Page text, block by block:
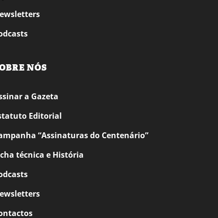
NÓS
a Gazeta
Editorial
“Assinaturas do Centenário”
técnica e História